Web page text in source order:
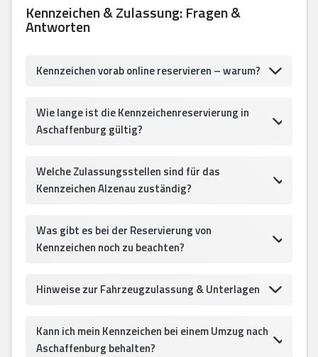
Kennzeichen & Zulassung: Fragen &
Antworten
Kennzeichen vorab online reservieren – warum?
Wie lange ist die Kennzeichenreservierung in
Aschaffenburg gültig?
Welche Zulassungsstellen sind für das
Kennzeichen Alzenau zuständig?
Was gibt es bei der Reservierung von
Kennzeichen noch zu beachten?
Hinweise zur Fahrzeugzulassung & Unterlagen
Kann ich mein Kennzeichen bei einem Umzug nach
Aschaffenburg behalten?